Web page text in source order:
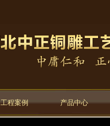
工程案例 产品中心